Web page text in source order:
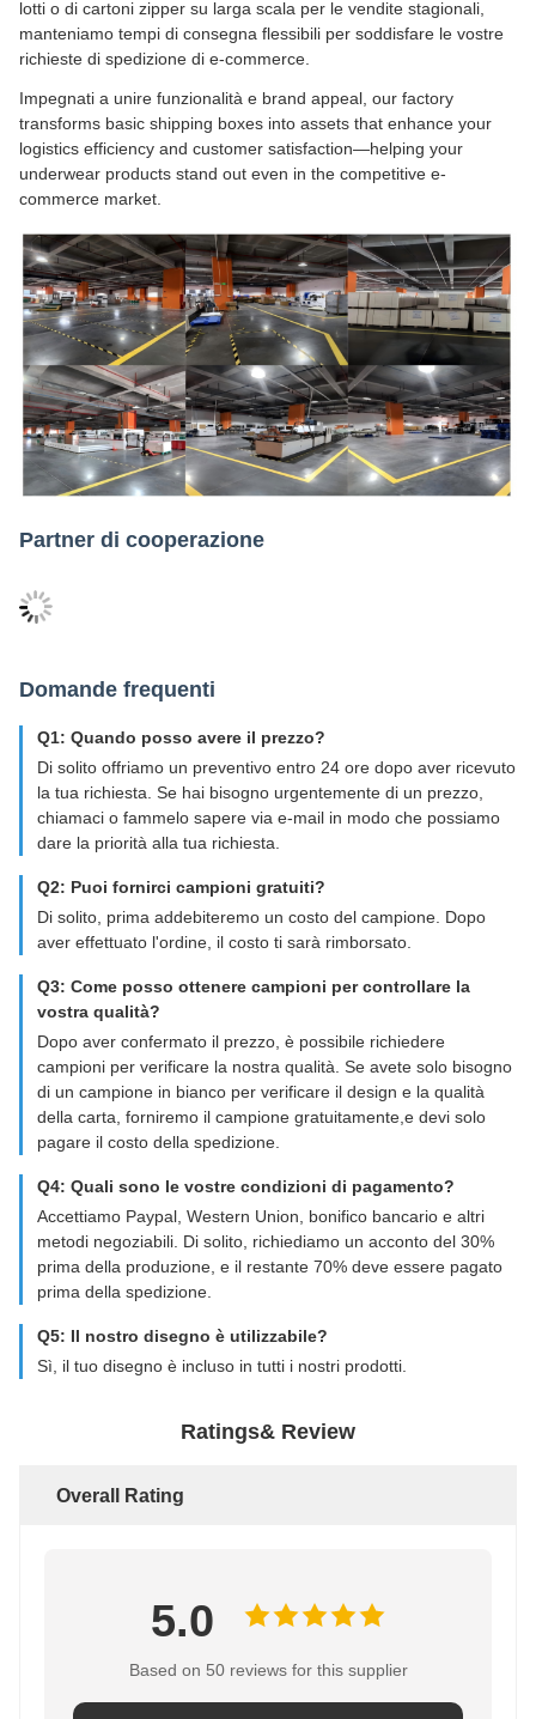
lotti o di cartoni zipper su larga scala per le vendite stagionali,
manteniamo tempi di consegna flessibili per soddisfare le vostre
richieste di spedizione di e-commerce.
Impegnati a unire funzionalità e brand appeal, our factory
transforms basic shipping boxes into assets that enhance your
logistics efficiency and customer satisfaction—helping your
underwear products stand out even in the competitive e-
commerce market.
Partner di cooperazione
Domande frequenti
Q1: Quando posso avere il prezzo?
Di solito offriamo un preventivo entro 24 ore dopo aver ricevuto
la tua richiesta. Se hai bisogno urgentemente di un prezzo,
chiamaci o fammelo sapere via e-mail in modo che possiamo
dare la priorità alla tua richiesta.
Q2: Puoi fornirci campioni gratuiti?
Di solito, prima addebiteremo un costo del campione. Dopo
aver effettuato l'ordine, il costo ti sarà rimborsato.
Q3: Come posso ottenere campioni per controllare la
vostra qualità?
Dopo aver confermato il prezzo, è possibile richiedere
campioni per verificare la nostra qualità. Se avete solo bisogno
di un campione in bianco per verificare il design e la qualità
della carta, forniremo il campione gratuitamente,e devi solo
pagare il costo della spedizione.
Q4: Quali sono le vostre condizioni di pagamento?
Accettiamo Paypal, Western Union, bonifico bancario e altri
metodi negoziabili. Di solito, richiediamo un acconto del 30%
prima della produzione, e il restante 70% deve essere pagato
prima della spedizione.
Q5: Il nostro disegno è utilizzabile?
Sì, il tuo disegno è incluso in tutti i nostri prodotti.
Ratings& Review
Overall Rating
5.0
Based on 50 reviews for this supplier